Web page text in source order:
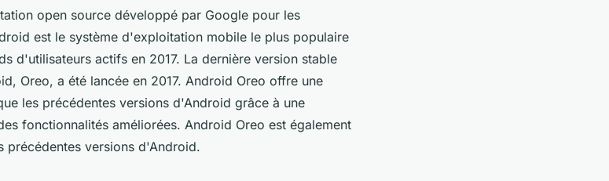
open source développé par Google pour les
est le système d'exploitation mobile le plus populaire
d'utilisateurs actifs en 2017. La dernière version stable
Oreo, a été lancée en 2017. Android Oreo offre une
les précédentes versions d'Android grâce à une
fonctionnalités améliorées. Android Oreo est également
précédentes versions d'Android.